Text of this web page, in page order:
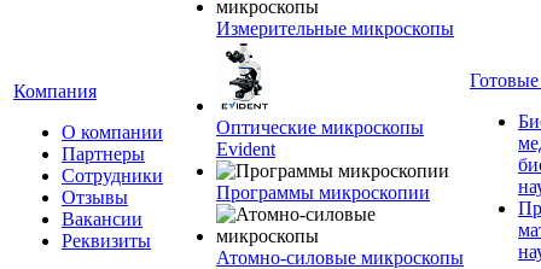
Компания
О компании
Партнеры
Сотрудники
Отзывы
Вакансии
Реквизиты
Измерительные микроскопы
Оптические микроскопы
Evident
Программы микроскопии
Атомно-силовые микроскопы